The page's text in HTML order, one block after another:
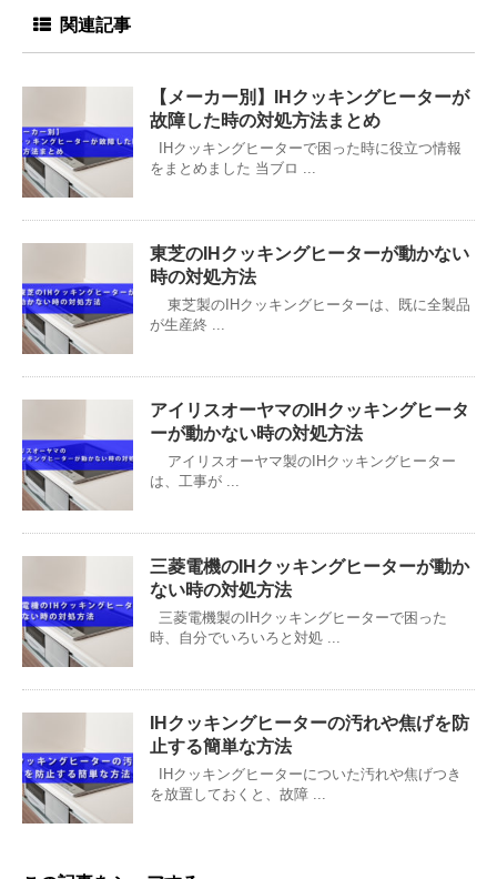
関連記事
【メーカー別】IHクッキングヒーターが
故障した時の対処方法まとめ
IHクッキングヒーターで困った時に役立つ情報
をまとめました 当ブロ ...
東芝のIHクッキングヒーターが動かない
時の対処方法
東芝製のIHクッキングヒーターは、既に全製品
が生産終 ...
アイリスオーヤマのIHクッキングヒータ
ーが動かない時の対処方法
アイリスオーヤマ製のIHクッキングヒーター
は、工事が ...
三菱電機のIHクッキングヒーターが動か
ない時の対処方法
三菱電機製のIHクッキングヒーターで困った
時、自分でいろいろと対処 ...
IHクッキングヒーターの汚れや焦げを防
止する簡単な方法
IHクッキングヒーターについた汚れや焦げつき
を放置しておくと、故障 ...